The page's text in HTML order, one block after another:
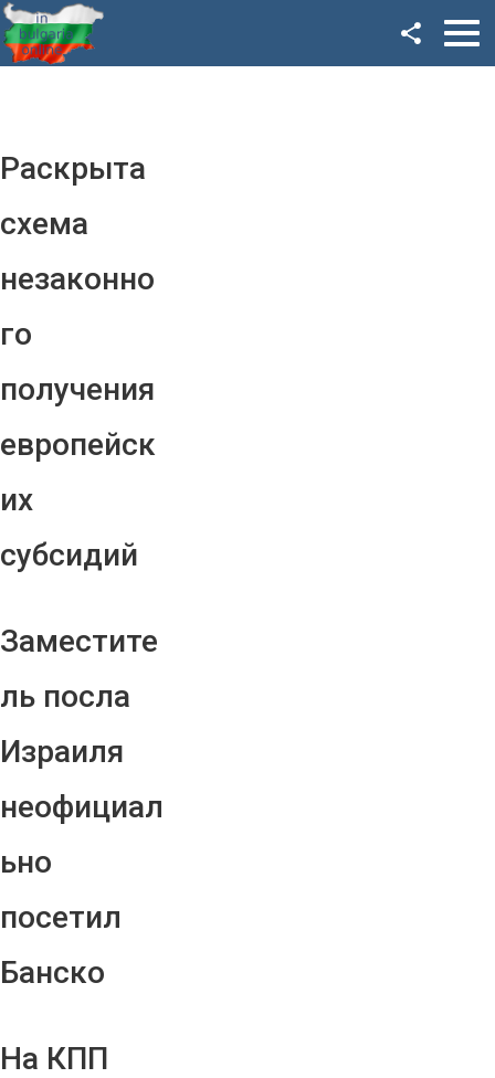
Раскрыта
схема
незаконно
го
получения
европейск
их
субсидий
Заместите
ль посла
Израиля
неофициал
ьно
посетил
Банско
На КПП